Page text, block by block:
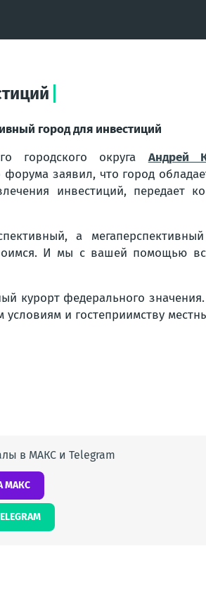
город для инвестиций
городского округа Андрей
форума заявил, что город
инвестиций, передает
а
И мы с вашей помощью
курорт федерального
и гостеприимству
в МАКС и Telegram
МАКС